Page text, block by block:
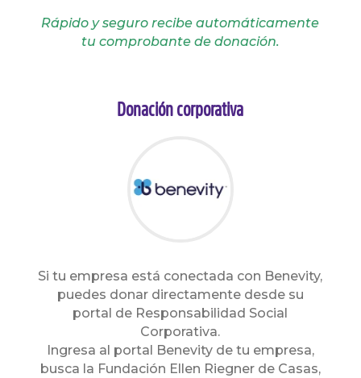
Rápido y seguro recibe automáticamente
tu comprobante de donación.
Donación corporativa
Si tu empresa está conectada con Benevity,
puedes donar directamente desde su
portal de Responsabilidad Social
Corporativa.
Ingresa al portal Benevity de tu empresa,
busca la Fundación Ellen Riegner de Casas,